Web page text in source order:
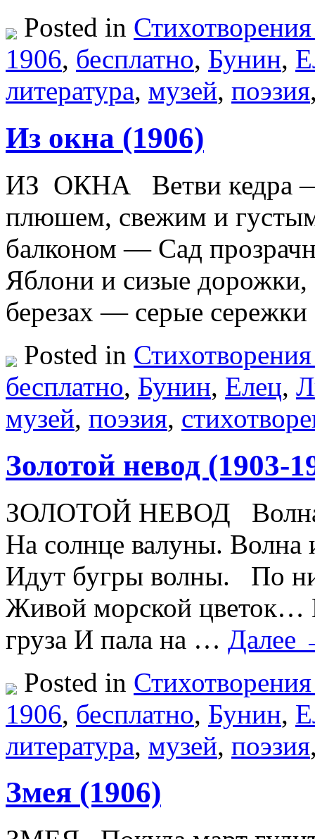
Posted in
1906, бесплатно, Бунин,
литература, музей, поэзия
Из окна (1906)
ИЗ ОКНА Ветви кедра
плюшем, свежим и
балконом — Сад
Яблони и сизые дорожки,
березах — серые
Posted in
бесплатно, Бунин, Елец,
музей, поэзия,
Золотой невод (1903-
ЗОЛОТОЙ НЕВОД Волна
На солнце валуны. Волна
Идут бугры волны. По
Живой морской цветок…
груза И пала на … Далее
Posted in
1906, бесплатно, Бунин,
литература, музей, поэзия
Змея (1906)